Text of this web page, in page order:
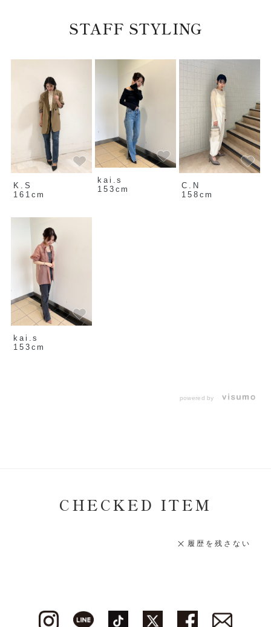
STAFF STYLING
K.S
161cm
kai.s
153cm
C.N
158cm
kai.s
153cm
powered by
CHECKED ITEM
履歴を残さない